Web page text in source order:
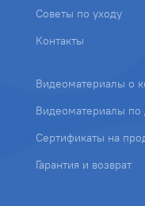
Советы по уходу
Контакты
Видеоматериалы о
Видеоматериалы
Сертификаты на
Гарантия и возврат